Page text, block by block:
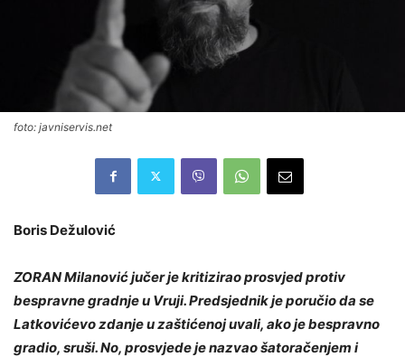
foto: javniservis.net
Boris Dežulović
ZORAN Milanović jučer je kritizirao prosvjed protiv
bespravne gradnje u Vruji. Predsjednik je poručio da se
Latkovićevo zdanje u zaštićenoj uvali, ako je bespravno
gradio, sruši. No, prosvjede je nazvao šatoračenjem i